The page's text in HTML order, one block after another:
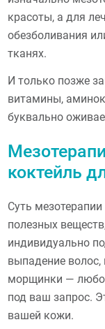
красоты, а для
обезболивания
тканях.
И только позже
витамины,
буквально
коктейль
Суть
полезных
индивидуально
выпадение волос,
морщинки —
под ваш запрос.
вашей кожи.